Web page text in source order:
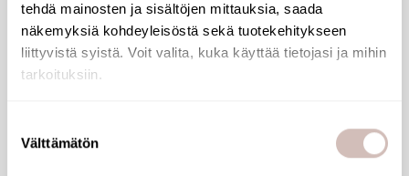
tehdä mainosten ja sisältöjen mittauksia, saada
näkemyksiä kohdeyleisöstä sekä tuotekehitykseen
liittyvistä syistä. Voit valita, kuka käyttää tietojasi ja mihin
tarkoituksiin.
Kerätä tietoja maantieteellisestä sijainnistasi,
valinta
Välttämätön
Files
Questions